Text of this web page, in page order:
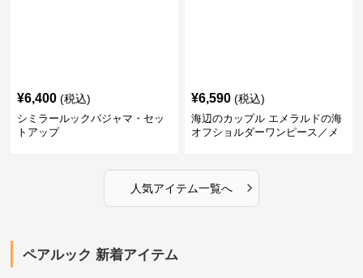
¥6,400 (税込)
シミラールックパジャマ・セッ
トアップ
¥6,590 (税込)
海辺のカップル エメラルドの海
オフショルダーワンピース／メ
人気アイテム一覧へ ›
ペアルック 新着アイテム